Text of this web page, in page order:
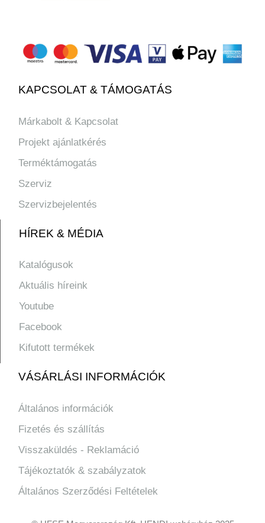
KAPCSOLAT & TÁMOGATÁS
Márkabolt & Kapcsolat
Projekt ajánlatkérés
Terméktámogatás
Szerviz
Szervizbejelentés
HÍREK & MÉDIA
Katalógusok
Aktuális híreink
Youtube
Facebook
Kifutott termékek
VÁSÁRLÁSI INFORMÁCIÓK
Általános információk
Fizetés és szállítás
Visszaküldés - Reklamáció
Tájékoztatók & szabályzatok
Általános Szerződési Feltételek